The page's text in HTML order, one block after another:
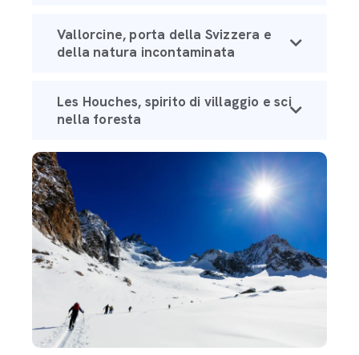
Vallorcine, porta della Svizzera e
della natura incontaminata
Les Houches, spirito di villaggio e sci
nella foresta